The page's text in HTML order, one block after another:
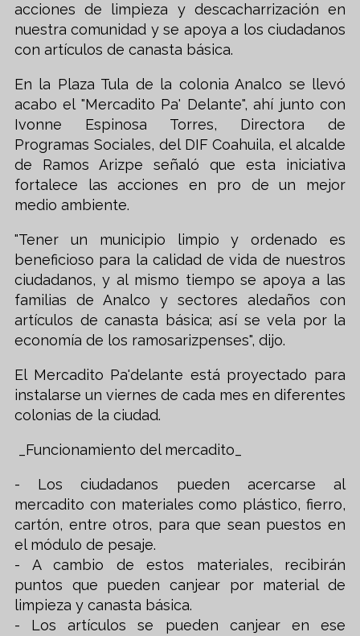
acciones de limpieza y descacharrización en
nuestra comunidad y se apoya a los ciudadanos
con artículos de canasta básica.
En la Plaza Tula de la colonia Analco se llevó
acabo el "Mercadito Pa' Delante", ahí junto con
Ivonne Espinosa Torres, Directora de
Programas Sociales, del DIF Coahuila, el alcalde
de Ramos Arizpe señaló que esta iniciativa
fortalece las acciones en pro de un mejor
medio ambiente.
"Tener un municipio limpio y ordenado es
beneficioso para la calidad de vida de nuestros
ciudadanos, y al mismo tiempo se apoya a las
familias de Analco y sectores aledaños con
artículos de canasta básica; así se vela por la
economía de los ramosarizpenses", dijo.
El Mercadito Pa'delante está proyectado para
instalarse un viernes de cada mes en diferentes
colonias de la ciudad.
_Funcionamiento del mercadito_
- Los ciudadanos pueden acercarse al
mercadito con materiales como plástico, fierro,
cartón, entre otros, para que sean puestos en
el módulo de pesaje.
- A cambio de estos materiales, recibirán
puntos que pueden canjear por material de
limpieza y canasta básica.
- Los artículos se pueden canjear en ese